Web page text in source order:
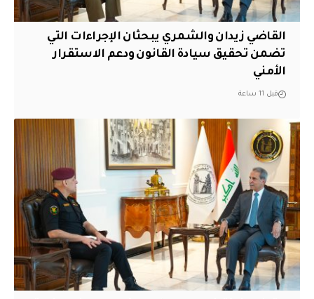
القاضي زيدان والشمري يبحثان الإجراءات التي
تضمن تحقيق سيادة القانون ودعم الاستقرار
الأمني
قبل 11 ساعة